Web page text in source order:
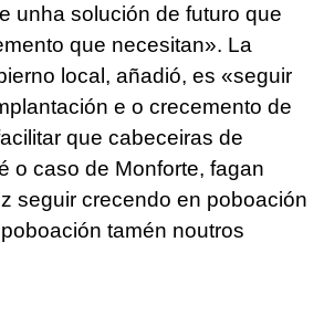
unha solución de futuro que
que necesitan». La
local, añadió, es «seguir
e o crecemento de
que cabeceiras de
o caso de Monforte, fagan
seguir crecendo en poboación
tamén noutros